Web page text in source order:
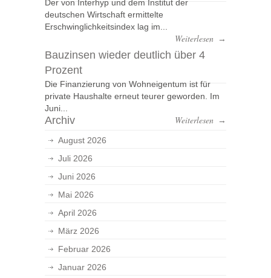
Der von Interhyp und dem Institut der
deutschen Wirtschaft ermittelte
Erschwinglichkeitsindex lag im...
Weiterlesen →
Bauzinsen wieder deutlich über 4
Prozent
Die Finanzierung von Wohneigentum ist für
private Haushalte erneut teurer geworden. Im
Juni...
Weiterlesen →
Archiv
August 2026
Juli 2026
Juni 2026
Mai 2026
April 2026
März 2026
Februar 2026
Januar 2026